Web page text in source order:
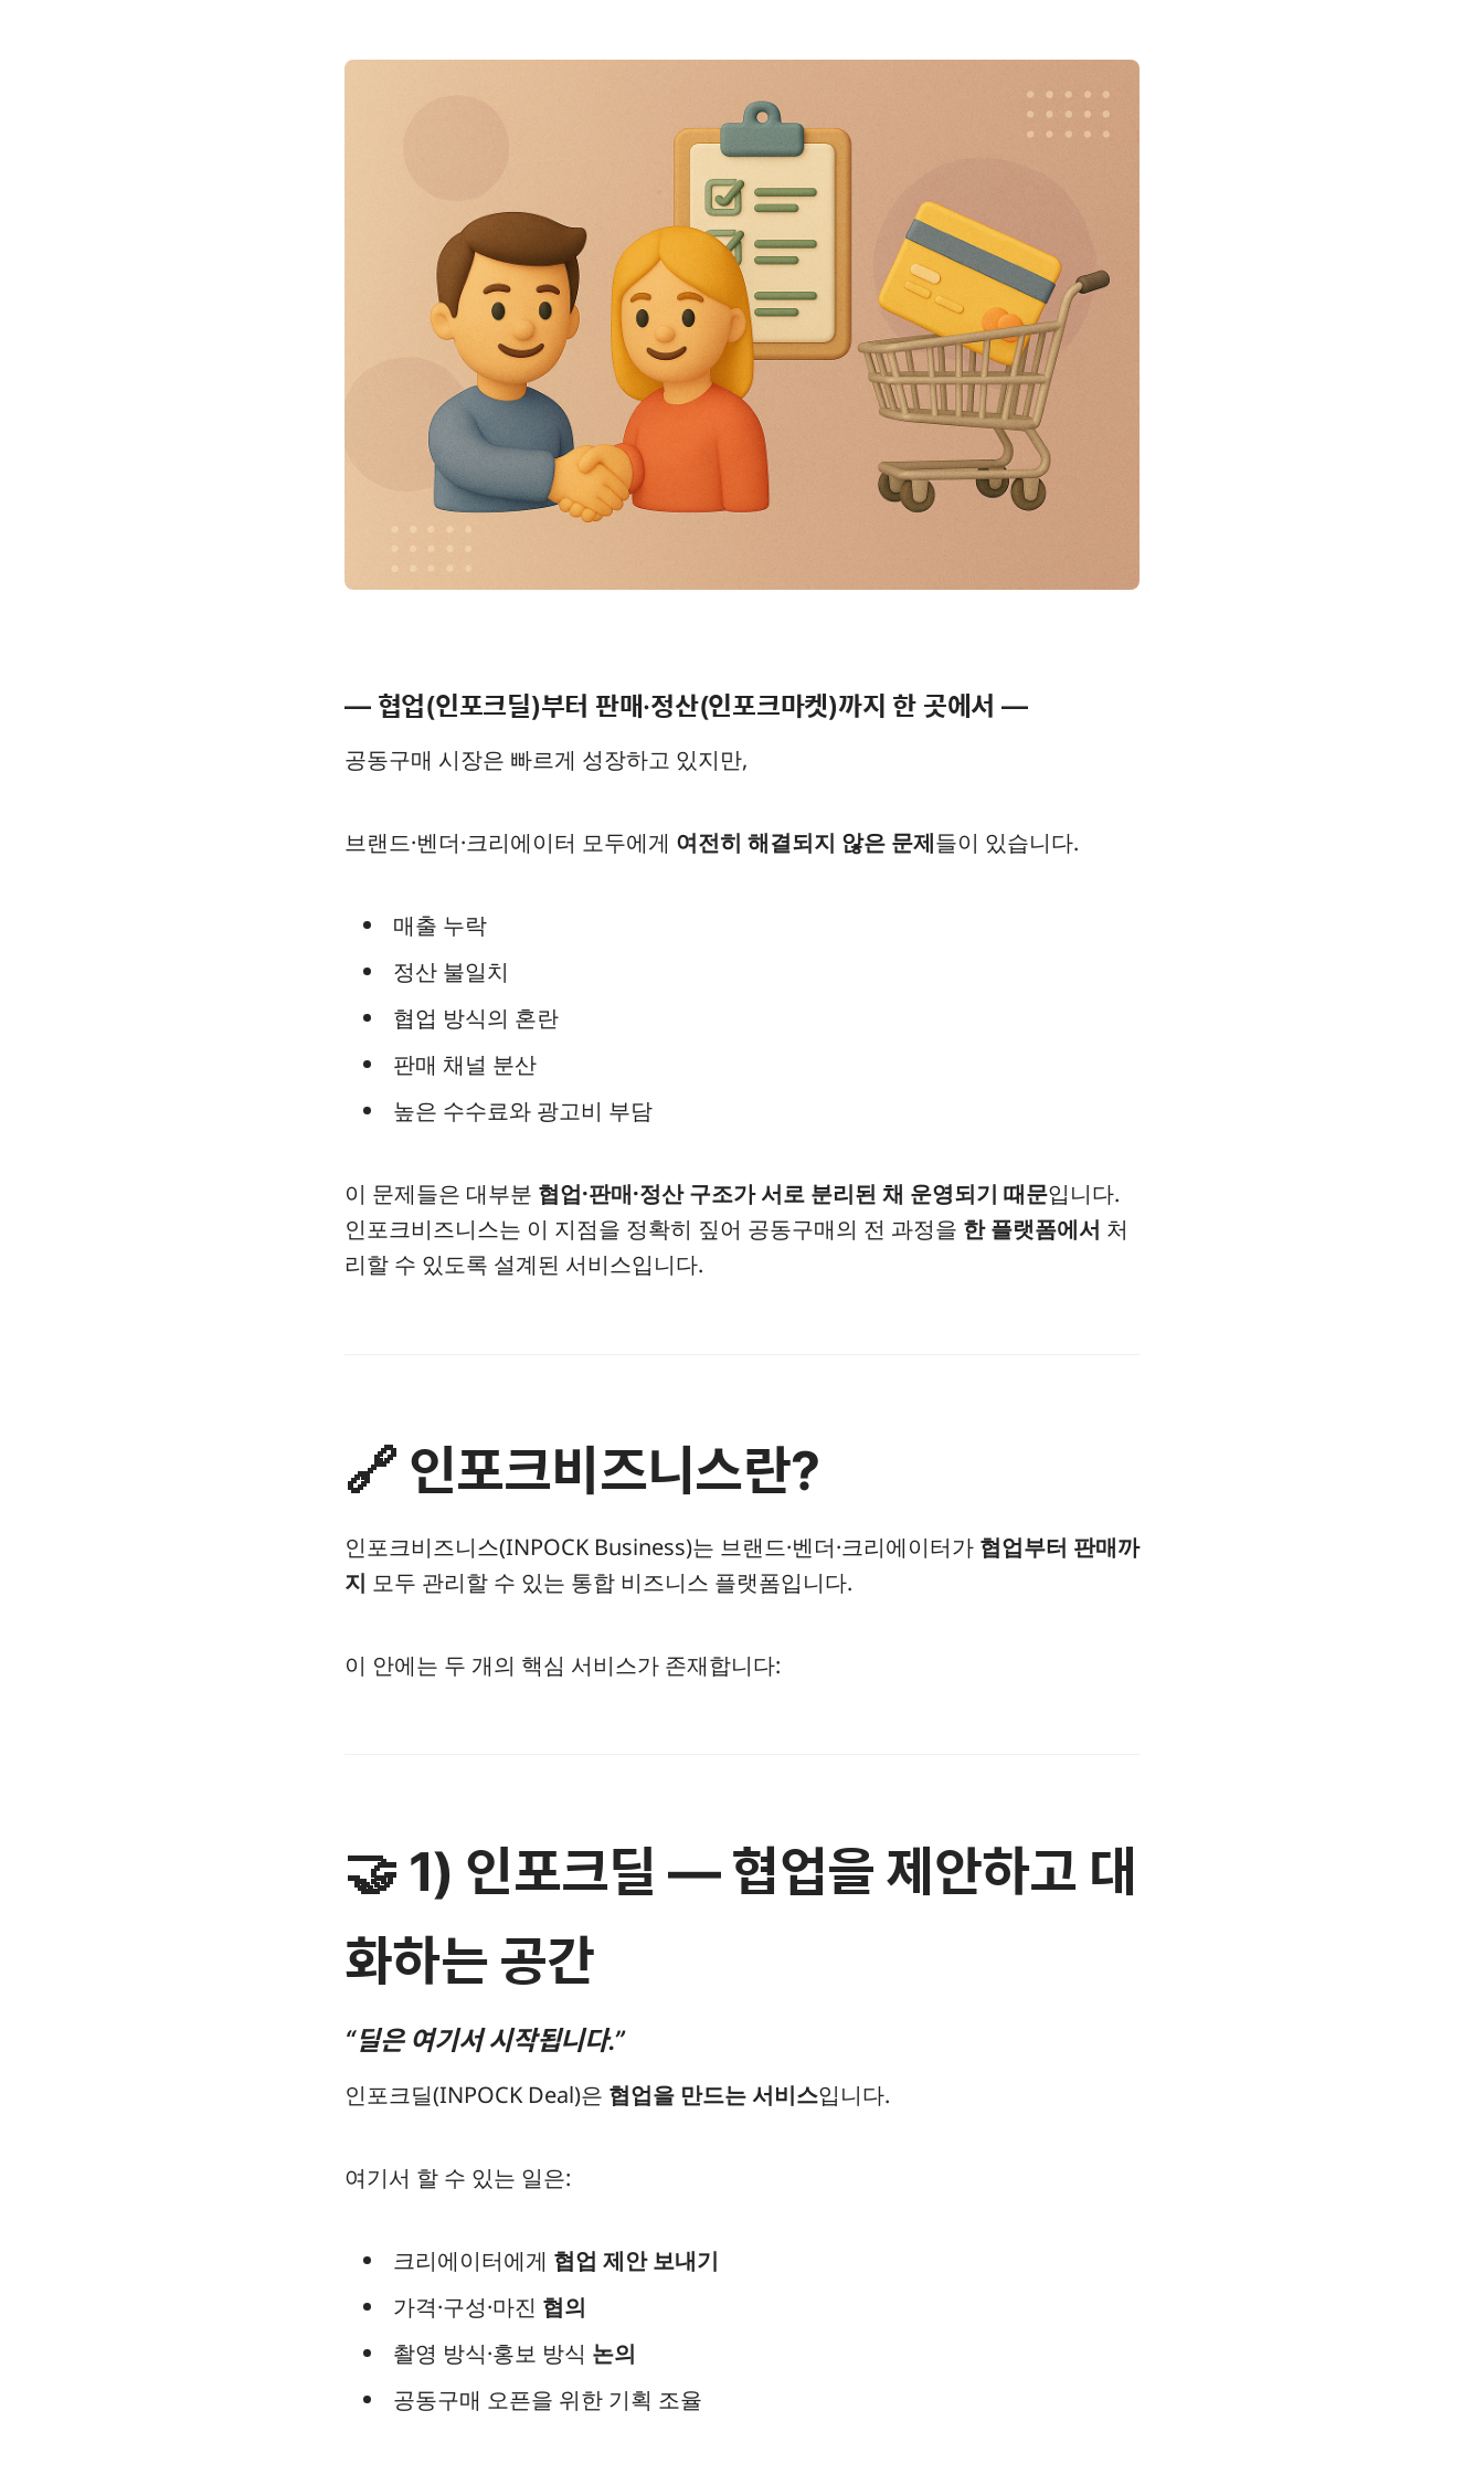
— 협업(인포크딜)부터 판매·정산(인포크마켓)까지 한 곳에서 —
공동구매 시장은 빠르게 성장하고 있지만,
브랜드·벤더·크리에이터 모두에게 여전히 해결되지 않은 문제들이 있습니다.
매출 누락
정산 불일치
협업 방식의 혼란
판매 채널 분산
높은 수수료와 광고비 부담
이 문제들은 대부분 협업·판매·정산 구조가 서로 분리된 채 운영되기 때문입니다.
인포크비즈니스는 이 지점을 정확히 짚어 공동구매의 전 과정을 한 플랫폼에서 처
리할 수 있도록 설계된 서비스입니다.
🔗 인포크비즈니스란?
인포크비즈니스(INPOCK Business)는 브랜드·벤더·크리에이터가 협업부터 판매까
지 모두 관리할 수 있는 통합 비즈니스 플랫폼입니다.
이 안에는 두 개의 핵심 서비스가 존재합니다:
🤝 1) 인포크딜 — 협업을 제안하고 대
화하는 공간
“딜은 여기서 시작됩니다.”
인포크딜(INPOCK Deal)은 협업을 만드는 서비스입니다.
여기서 할 수 있는 일은:
크리에이터에게 협업 제안 보내기
가격·구성·마진 협의
촬영 방식·홍보 방식 논의
공동구매 오픈을 위한 기획 조율